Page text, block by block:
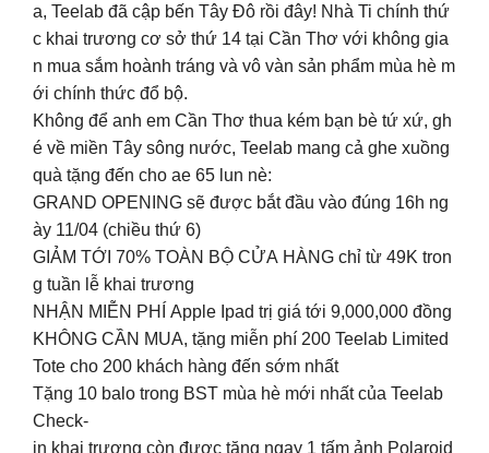
a, Teelab đã cập bến Tây Đô rồi đây! Nhà Ti chính thứ
c khai trương cơ sở thứ 14 tại Cần Thơ với không gia
n mua sắm hoành tráng và vô vàn sản phẩm mùa hè m
ới chính thức đổ bộ.
Không để anh em Cần Thơ thua kém bạn bè tứ xứ, gh
é về miền Tây sông nước, Teelab mang cả ghe xuồng
quà tặng đến cho ae 65 lun nè:
GRAND OPENING sẽ được bắt đầu vào đúng 16h ng
ày 11/04 (chiều thứ 6)
GIẢM TỚI 70% TOÀN BỘ CỬA HÀNG chỉ từ 49K tron
g tuần lễ khai trương
NHẬN MIỄN PHÍ Apple Ipad trị giá tới 9,000,000 đồng
KHÔNG CẦN MUA, tặng miễn phí 200 Teelab Limited
Tote cho 200 khách hàng đến sớm nhất
Tặng 10 balo trong BST mùa hè mới nhất của Teelab
Check-
in khai trương còn được tặng ngay 1 tấm ảnh Polaroid